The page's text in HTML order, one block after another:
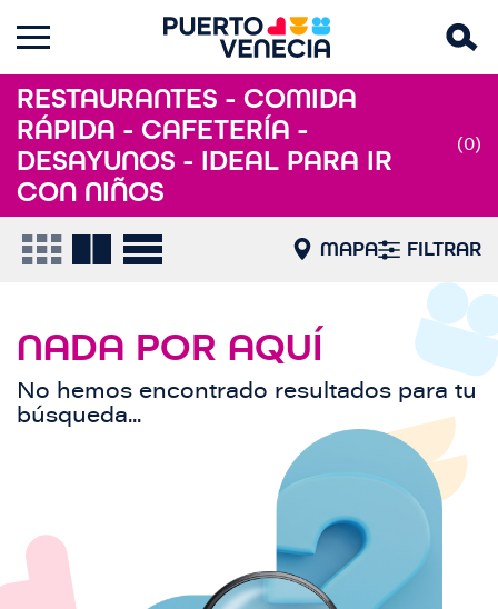
RESTAURANTES - COMIDA
RÁPIDA - CAFETERÍA -
DESAYUNOS - IDEAL PARA IR
CON NIÑOS
(0)
MAPA FILTRAR
NADA POR AQUÍ
No hemos encontrado resultados para tu
búsqueda...